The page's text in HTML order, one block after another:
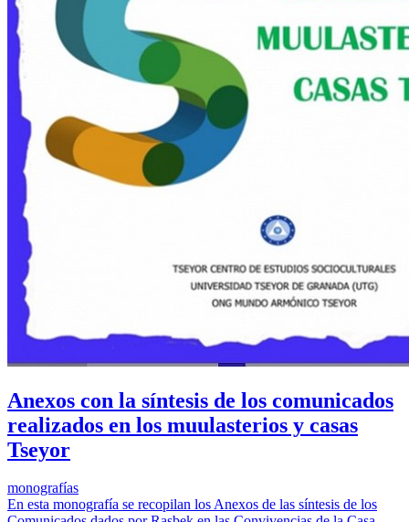
Anexos con la síntesis de los comunicados
realizados en los muulasterios y casas
Tseyor
monografías
En esta monografía se recopilan los Anexos de las síntesis de los